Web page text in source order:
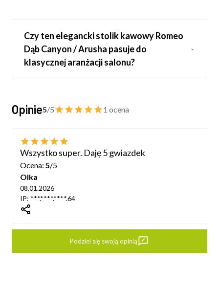
Czy ten elegancki stolik kawowy Romeo
Dąb Canyon / Arusha pasuje do
klasycznej aranżacji salonu?
Opinie5/5 1 ocena
Wszystko super. Daję 5 gwiazdek
Ocena: 5/5
Olka
08.01.2026
IP: ***.****.****.64
Podziel się swoją opinią